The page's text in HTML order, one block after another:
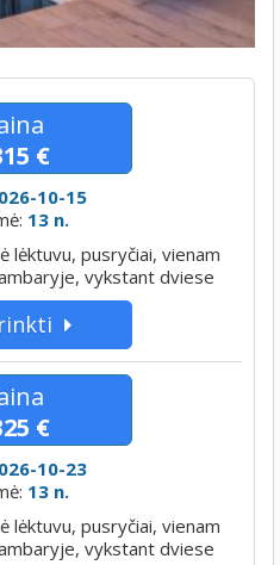
€
10-15
13 n.
lėktuvu, pusryčiai, vienam
vykstant dviese
€
10-23
13 n.
lėktuvu, pusryčiai, vienam
vykstant dviese